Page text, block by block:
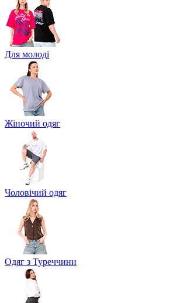
Для молоді
Жіночий одяг
Чоловічий одяг
Одяг з Туреччини